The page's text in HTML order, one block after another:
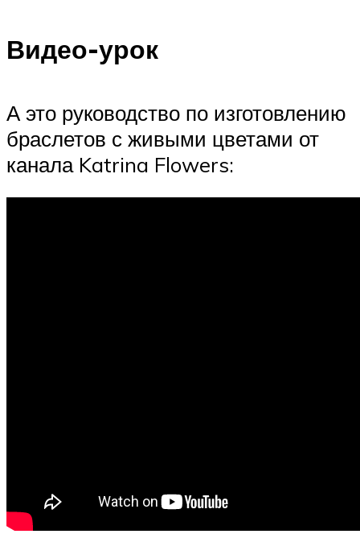
Видео-урок
А это руководство по изготовлению
браслетов с живыми цветами от
канала Katrina Flowers: